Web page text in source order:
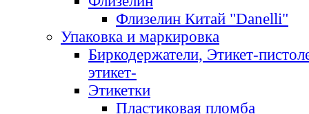
Флизелин Китай "Danelli"
Упаковка и маркировка
Биркодержатели, Этикет-
этикет-
Этикетки
Пластиковая пломба